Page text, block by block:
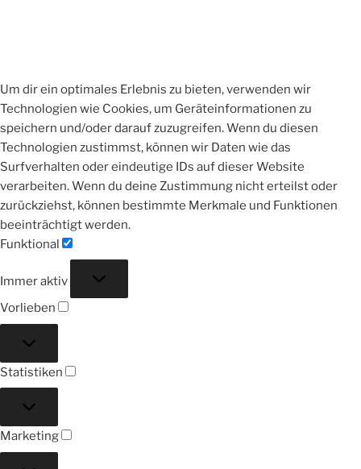
Um dir ein optimales Erlebnis zu bieten, verwenden wir
Technologien wie Cookies, um Geräteinformationen zu
speichern und/oder darauf zuzugreifen. Wenn du diesen
Technologien zustimmst, können wir Daten wie das
Surfverhalten oder eindeutige IDs auf dieser Website
verarbeiten. Wenn du deine Zustimmung nicht erteilst oder
zurückziehst, können bestimmte Merkmale und Funktionen
beeinträchtigt werden.
Funktional
Immer aktiv
Vorlieben
Statistiken
Marketing